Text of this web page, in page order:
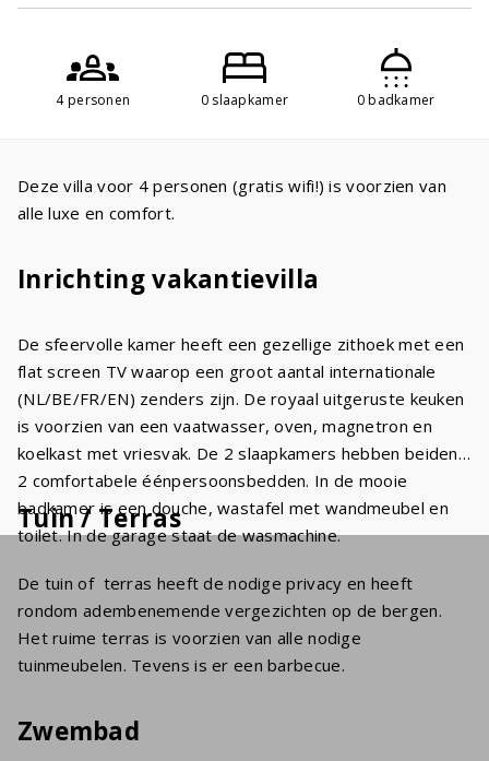
4 personen 0 slaapkamer 0 badkamer
Deze villa voor 4 personen (gratis wifi!) is voorzien van
alle luxe en comfort.
Inrichting vakantievilla
De sfeervolle kamer heeft een gezellige zithoek met een
flat screen TV waarop een groot aantal internationale
(NL/BE/FR/EN) zenders zijn. De royaal uitgeruste keuken
is voorzien van een vaatwasser, oven, magnetron en
koelkast met vriesvak. De 2 slaapkamers hebben beiden
2 comfortabele éénpersoonsbedden. In de mooie
badkamer is een douche, wastafel met wandmeubel en
toilet. In de garage staat de wasmachine.
Tuin / Terras
De tuin of terras heeft de nodige privacy en heeft
rondom adembenemende vergezichten op de bergen.
Het ruime terras is voorzien van alle nodige
tuinmeubelen. Tevens is er een barbecue.
Zwembad